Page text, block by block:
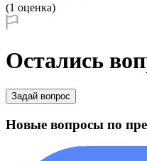
(1 оценка)
Остались
Задай вопрос
Новые вопросы по